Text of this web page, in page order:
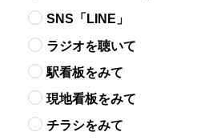
SNS「LINE」
ラジオを聴いて
駅看板をみて
現地看板をみて
チラシをみて